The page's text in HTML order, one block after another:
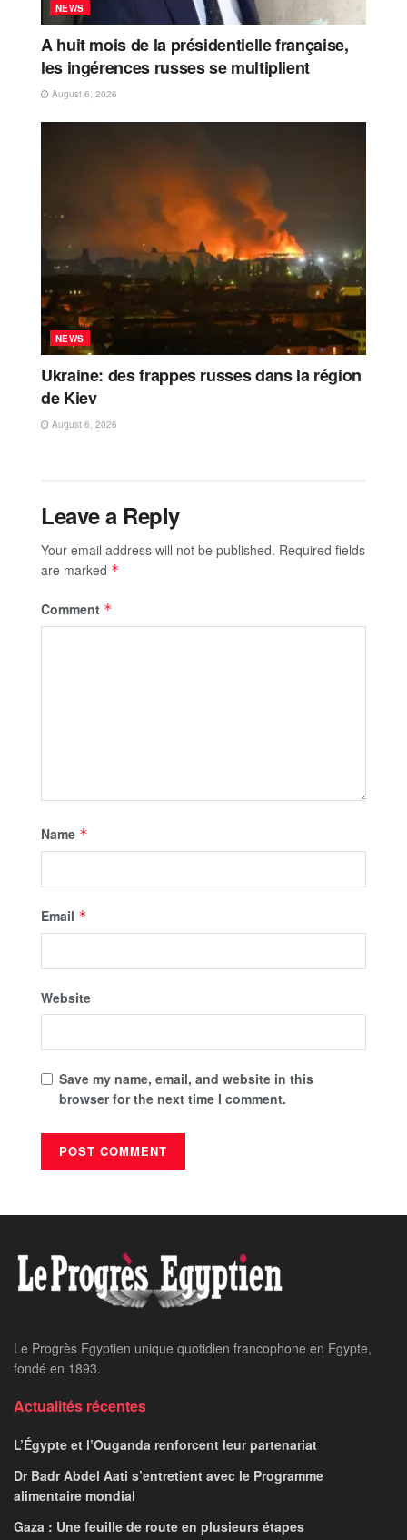
NEWS
A huit mois de la présidentielle française,
les ingérences russes se multiplient
August 6, 2026
NEWS
Ukraine: des frappes russes dans la région
de Kiev
August 6, 2026
Leave a Reply
Your email address will not be published. Required fields
are marked *
Comment *
Name *
Email *
Website
Save my name, email, and website in this
browser for the next time I comment.
Le Progrès Egyptien unique quotidien francophone en Egypte,
fondé en 1893.
Actualités récentes
L’Égypte et l’Ouganda renforcent leur partenariat
Dr Badr Abdel Aati s’entretient avec le Programme
alimentaire mondial
Gaza : Une feuille de route en plusieurs étapes